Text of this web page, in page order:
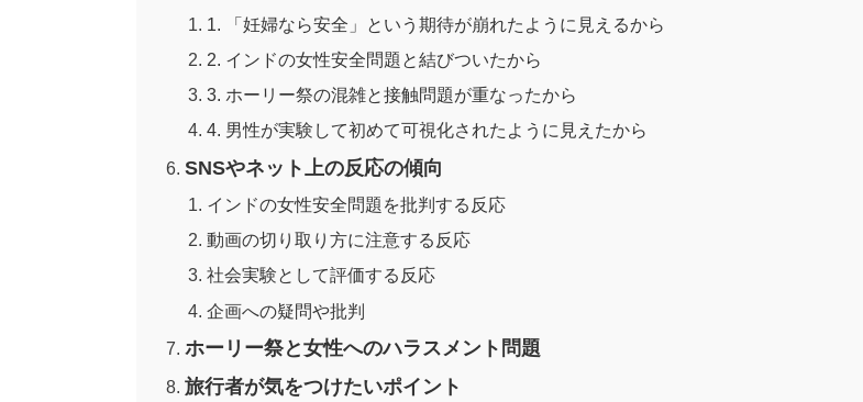
1. 「妊婦なら安全」という期待が崩れたように見えるから
2. インドの女性安全問題と結びついたから
3. ホーリー祭の混雑と接触問題が重なったから
4. 男性が実験して初めて可視化されたように見えたから
SNSやネット上の反応の傾向
インドの女性安全問題を批判する反応
動画の切り取り方に注意する反応
社会実験として評価する反応
企画への疑問や批判
ホーリー祭と女性へのハラスメント問題
旅行者が気をつけたいポイント